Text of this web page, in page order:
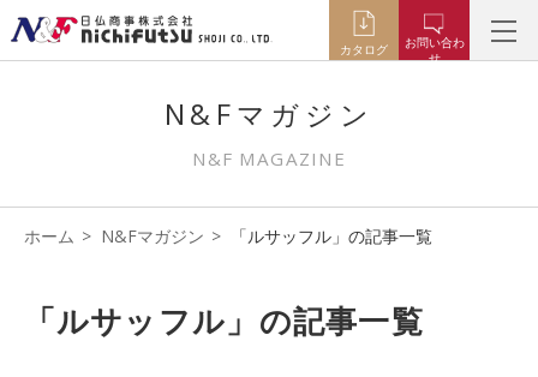
カタログ
お問い合わ
せ
N&Fマガジン
N&F MAGAZINE
ホーム N&Fマガジン 「ルサッフル」の記事一覧
「ルサッフル」の記事一覧